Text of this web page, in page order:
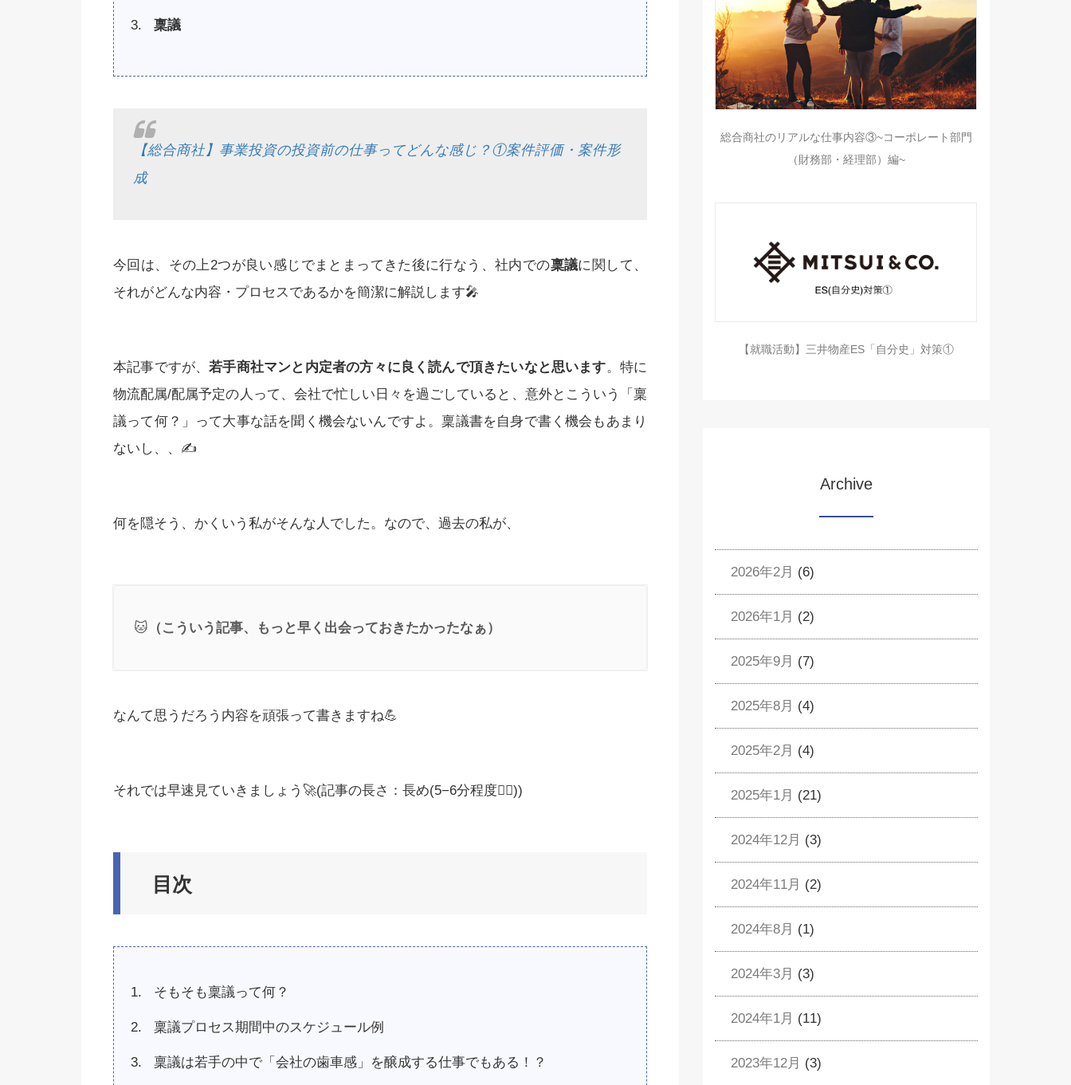
稟議
【総合商社】事業投資の投資前の仕事ってどんな感じ？①案件評価・案件形
成
今回は、その上2つが良い感じでまとまってきた後に行なう、社内での稟議に関して、
それがどんな内容・プロセスであるかを簡潔に解説します🎤
本記事ですが、若手商社マンと内定者の方々に良く読んで頂きたいなと思います。特に
物流配属/配属予定の人って、会社で忙しい日々を過ごしていると、意外とこういう「稟
議って何？」って大事な話を聞く機会ないんですよ。稟議書を自身で書く機会もあまり
ないし、、✍️
何を隠そう、かくいう私がそんな人でした。なので、過去の私が、
🐱 （こういう記事、もっと早く出会っておきたかったなぁ）
なんて思うだろう内容を頑張って書きますね💪
それでは早速見ていきましょう🚀(記事の長さ：長め(5−6分程度🙇‍♂️))
目次
そもそも稟議って何？
稟議プロセス期間中のスケジュール例
稟議は若手の中で「会社の歯車感」を醸成する仕事でもある！？
総合商社のリアルな仕事内容③~コーポレート部門
（財務部・経理部）編~
【就職活動】三井物産ES「自分史」対策①
Archive
2026年2月 (6)
2026年1月 (2)
2025年9月 (7)
2025年8月 (4)
2025年2月 (4)
2025年1月 (21)
2024年12月 (3)
2024年11月 (2)
2024年8月 (1)
2024年3月 (3)
2024年1月 (11)
2023年12月 (3)